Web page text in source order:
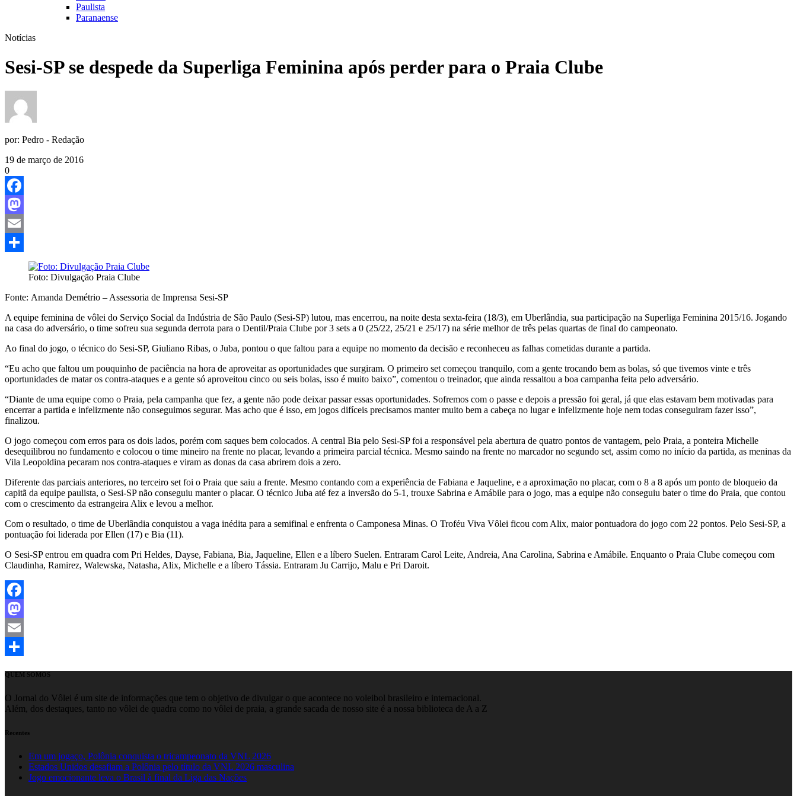
Paulista
Paranaense
Notícias
Sesi-SP se despede da Superliga Feminina após perder para o Praia Clube
por: Pedro - Redação
19 de março de 2016
0
Facebook
Mastodon
Email
Foto: Divulgação Praia Clube
Fonte: Amanda Demétrio – Assessoria de Imprensa Sesi-SP
A equipe feminina de vôlei do Serviço Social da Indústria de São Paulo (Sesi-SP) lutou, mas encerrou, na noite desta sexta-feira (18/3), em Uberlândia, sua participação na Superliga Feminina 2015/16. Jogando
na casa do adversário, o time sofreu sua segunda derrota para o Dentil/Praia Clube por 3 sets a 0 (25/22, 25/21 e 25/17) na série melhor de três pelas quartas de final do campeonato.
Ao final do jogo, o técnico do Sesi-SP, Giuliano Ribas, o Juba, pontou o que faltou para a equipe no momento da decisão e reconheceu as falhas cometidas durante a partida.
“Eu acho que faltou um pouquinho de paciência na hora de aproveitar as oportunidades que surgiram. O primeiro set começou tranquilo, com a gente trocando bem as bolas, só que tivemos vinte e três
oportunidades de matar os contra-ataques e a gente só aproveitou cinco ou seis bolas, isso é muito baixo”, comentou o treinador, que ainda ressaltou a boa campanha feita pelo adversário.
“Diante de uma equipe como o Praia, pela campanha que fez, a gente não pode deixar passar essas oportunidades. Sofremos com o passe e depois a pressão foi geral, já que elas estavam bem motivadas para
encerrar a partida e infelizmente não conseguimos segurar. Mas acho que é isso, em jogos difíceis precisamos manter muito bem a cabeça no lugar e infelizmente hoje nem todas conseguiram fazer isso”,
finalizou.
O jogo começou com erros para os dois lados, porém com saques bem colocados. A central Bia pelo Sesi-SP foi a responsável pela abertura de quatro pontos de vantagem, pelo Praia, a ponteira Michelle
desequilibrou no fundamento e colocou o time mineiro na frente no placar, levando a primeira parcial técnica. Mesmo saindo na frente no marcador no segundo set, assim como no início da partida, as meninas da
Vila Leopoldina pecaram nos contra-ataques e viram as donas da casa abrirem dois a zero.
Diferente das parciais anteriores, no terceiro set foi o Praia que saiu a frente. Mesmo contando com a experiência de Fabiana e Jaqueline, e a aproximação no placar, com o 8 a 8 após um ponto de bloqueio da
capitã da equipe paulista, o Sesi-SP não conseguiu manter o placar. O técnico Juba até fez a inversão do 5-1, trouxe Sabrina e Amábile para o jogo, mas a equipe não conseguiu bater o time do Praia, que contou
com o crescimento da estrangeira Alix e levou a melhor.
Com o resultado, o time de Uberlândia conquistou a vaga inédita para a semifinal e enfrenta o Camponesa Minas. O Troféu Viva Vôlei ficou com Alix, maior pontuadora do jogo com 22 pontos. Pelo Sesi-SP, a
pontuação foi liderada por Ellen (17) e Bia (11).
O Sesi-SP entrou em quadra com Pri Heldes, Dayse, Fabiana, Bia, Jaqueline, Ellen e a líbero Suelen. Entraram Carol Leite, Andreia, Ana Carolina, Sabrina e Amábile. Enquanto o Praia Clube começou com
Claudinha, Ramirez, Walewska, Natasha, Alix, Michelle e a líbero Tássia. Entraram Ju Carrijo, Malu e Pri Daroit.
Facebook
Mastodon
Email
QUEM SOMOS
O Jornal do Vôlei é um site de informações que tem o objetivo de divulgar o que acontece no voleibol brasileiro e internacional.
Além, dos destaques, tanto no vôlei de quadra como no vôlei de praia, a grande sacada de nosso site é a nossa biblioteca de A a Z
Recentes
Em um jogaço, Polônia conquista o tricampeonato da VNL 2026
Estados Unidos desafiam a Polônia pelo título da VNL 2026 masculina
Jogo emocionante leva o Brasil à final da Liga das Nações